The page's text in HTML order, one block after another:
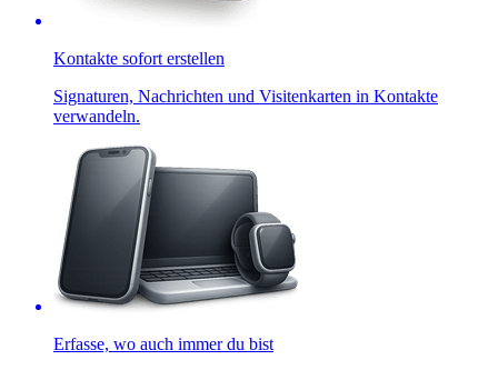
Kontakte sofort erstellen
Signaturen, Nachrichten und Visitenkarten in Kontakte
verwandeln.
Erfasse, wo auch immer du bist